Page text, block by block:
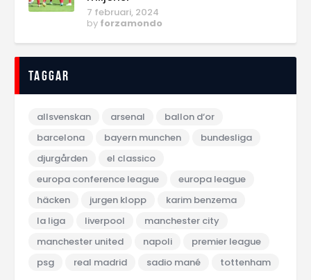
7 februari, 2024
by forzamondo
Taggar
allsvenskan arsenal
ballon d‘or
barcelona
bayern munchen
bundesliga
djurgården
el classico
europa conference league
europa league
häcken
jurgen klopp
karim benzema
la liga
liverpool
manchester city
manchester united
napoli
premier league
psg
real madrid sadio mané tottenham